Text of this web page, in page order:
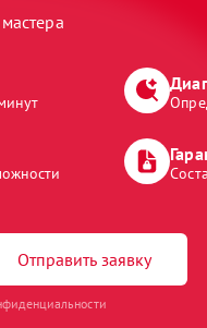
Отправить заявку